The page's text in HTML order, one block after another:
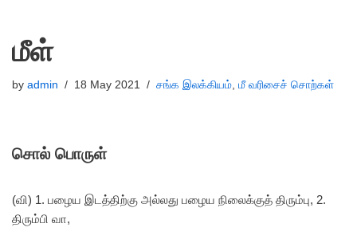
மீள்
by admin 18 May 2021 சங்க இலக்கியம், மீ வரிசைச் சொற்கள்
சொல் பொருள்
(வி) 1. பழைய இடத்திற்கு அல்லது பழைய நிலைக்குத் திரும்பு, 2.
திரும்பி வா,